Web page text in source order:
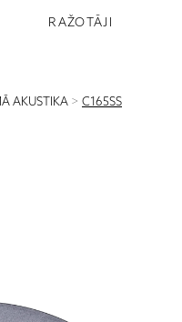
RAŽOTĀJI
AKUSTIKA > C165SS